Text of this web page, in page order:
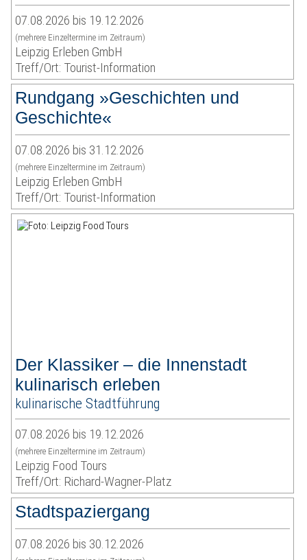
07.08.2026 bis 19.12.2026
(mehrere Einzeltermine im Zeitraum)
Leipzig Erleben GmbH
Treff/Ort: Tourist-Information
Rundgang »Geschichten und
Geschichte«
07.08.2026 bis 31.12.2026
(mehrere Einzeltermine im Zeitraum)
Leipzig Erleben GmbH
Treff/Ort: Tourist-Information
Der Klassiker – die Innenstadt
kulinarisch erleben
kulinarische Stadtführung
07.08.2026 bis 19.12.2026
(mehrere Einzeltermine im Zeitraum)
Leipzig Food Tours
Treff/Ort: Richard-Wagner-Platz
Stadtspaziergang
07.08.2026 bis 30.12.2026